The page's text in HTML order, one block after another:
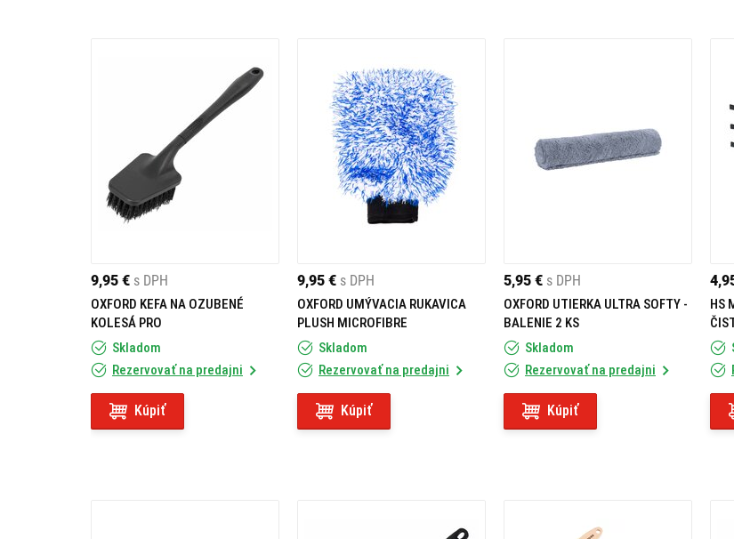
9,95 € s DPH
OXFORD KEFA NA OZUBENÉ
KOLESÁ PRO
Skladom
Rezervovať na predajni
Kúpiť
9,95 € s DPH
OXFORD UMÝVACIA RUKAVICA
PLUSH MICROFIBRE
Skladom
Rezervovať na predajni
Kúpiť
5,95 € s DPH
OXFORD UTIERKA ULTRA SOFTY -
BALENIE 2 KS
Skladom
Rezervovať na predajni
Kúpiť
HS